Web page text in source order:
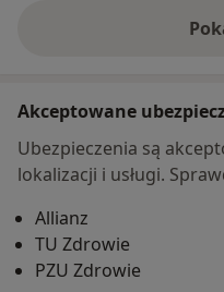
Akceptowane
Ubezpieczenia są
lokalizacji i usługi.
Allianz
TU Zdrowie
PZU Zdrowie